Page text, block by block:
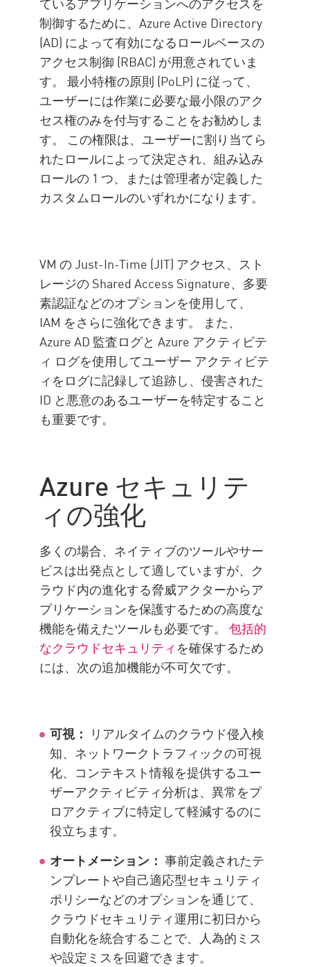
制御するために、Azure Active Directory
(AD) によって有効になるロールベースの
アクセス制御 (RBAC) が用意されていま
す。 最小特権の原則 (PoLP) に従って、
ユーザーには作業に必要な最小限のアク
セス権のみを付与することをお勧めしま
す。 この権限は、ユーザーに割り当てら
れたロールによって決定され、組み込み
ロールの 1 つ、または管理者が定義した
カスタムロールのいずれかになります。
VM の Just-In-Time (JIT) アクセス、スト
レージの Shared Access Signature、多要
素認証などのオプションを使用して、
IAM をさらに強化できます。 また、
Azure AD 監査ログと Azure アクティビテ
ィ ログを使用してユーザー アクティビテ
ィをログに記録して追跡し、侵害された
ID と悪意のあるユーザーを特定すること
も重要です。
Azure セキュリテ
ィの強化
多くの場合、ネイティブのツールやサー
ビスは出発点として適していますが、ク
ラウド内の進化する脅威アクターからア
プリケーションを保護するための高度な
機能を備えたツールも必要です。包括的
なクラウドセキュリティを確保するため
には、次の追加機能が不可欠です。
可視： リアルタイムのクラウド侵入検
知、ネットワークトラフィックの可視
化、コンテキスト情報を提供するユー
ザーアクティビティ分析は、異常をプ
ロアクティブに特定して軽減するのに
役立ちます。
オートメーション： 事前定義されたテ
ンプレートや自己適応型セキュリティ
ポリシーなどのオプションを通じて、
クラウドセキュリティ運用に初日から
自動化を統合することで、人為的ミス
や設定ミスを回避できます。